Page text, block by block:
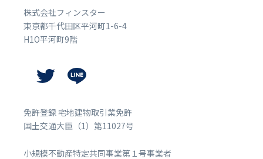
株式会社フィンスター
東京都千代田区平河町1-6-4
H1O平河町9階
免許登録 宅地建物取引業免許
国土交通大臣（1）第11027号
小規模不動産特定共同事業第１号事業者